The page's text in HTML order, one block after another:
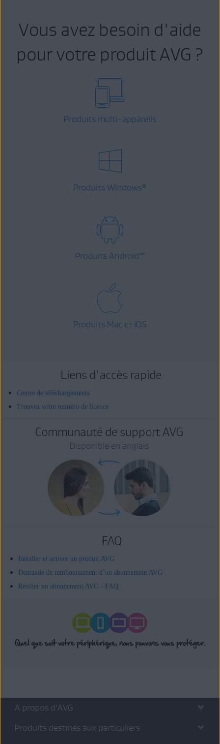
Vous avez besoin d'aide
pour votre produit AVG ?
Produits multi-appareils
Produits Windows®
Produits Android™
Produits Mac et iOS
Liens d'accès rapide
Centre de téléchargements
Trouvez votre numéro de licence
Communauté de support AVG
Disponible en anglais
FAQ
Installer et activer un produit AVG
Demande de remboursement d’un abonnement AVG
Résilier un abonnement AVG - FAQ
A propos d’AVG
Produits destinés aux particuliers